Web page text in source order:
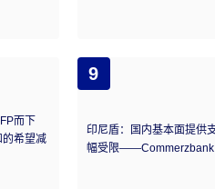
而下
的希望减
9
印尼盾：国内基本面提供
幅受限——Commerzbank